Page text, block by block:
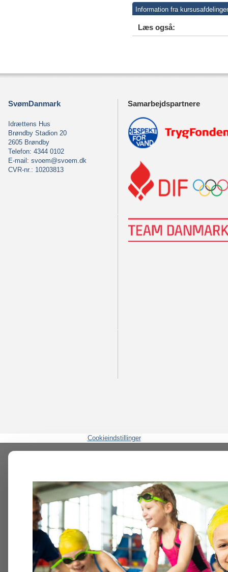
Information fra
Læs også:
SvømDanmark
Idrættens Hus
Brøndby Stadion 20
2605 Brøndby
Telefon: 4344 0102
E-mail: svoem@svoem.dk
CVR-nr.: 10203813
Samarbejdspartnere
Cookieindstillinger